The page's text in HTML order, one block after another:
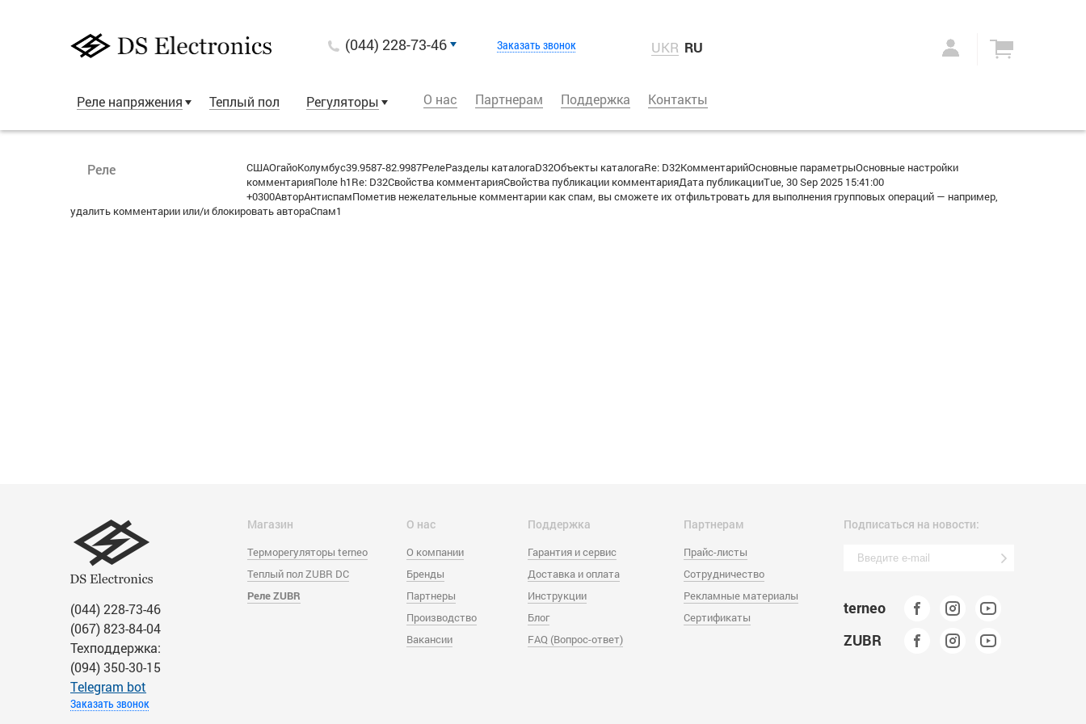
(044) 228-73-46 Заказать звонок UKR RU
Реле напряжения Теплый пол Регуляторы О нас Партнерам Поддержка Контакты
Реле
СШАОгайоКолумбус39.9587-82.9987РелеРазделы каталогаD32Объекты каталогаRe: D32КомментарийОсновные параметрыОсновные настройки
комментарияПоле h1Re: D32Свойства комментарияСвойства публикации комментарияДата публикацииTue, 30 Sep 2025 15:41:00
+0300АвторАнтиспамПометив нежелательные комментарии как спам, вы сможете их отфильтровать для выполнения групповых операций — например,
удалить комментарии или/и блокировать автораСпам1
(044) 228-73-46
(067) 823-84-04
Техподдержка:
(094) 350-30-15
Тelegram bot
Заказать звонок
Магазин
Терморегуляторы terneo
Теплый пол ZUBR DC
Реле ZUBR
О нас
О компании
Бренды
Партнеры
Производство
Вакансии
Поддержка
Гарантия и сервис
Доставка и оплата
Инструкции
Блог
FAQ (Вопрос-ответ)
Партнерам
Прайс-листы
Сотрудничество
Рекламные материалы
Сертификаты
Подписаться на новости:
terneo
ZUBR